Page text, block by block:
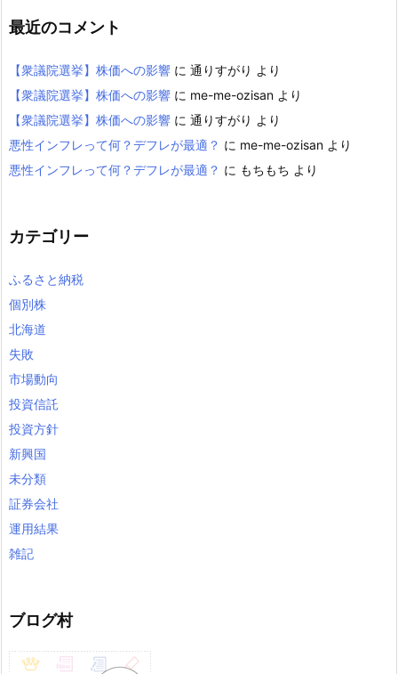
最近のコメント
【衆議院選挙】株価への影響 に 通りすがり より
【衆議院選挙】株価への影響 に me-me-ozisan より
【衆議院選挙】株価への影響 に 通りすがり より
悪性インフレって何？デフレが最適？ に me-me-ozisan より
悪性インフレって何？デフレが最適？ に もちもち より
カテゴリー
ふるさと納税
個別株
北海道
失敗
市場動向
投資信託
投資方針
新興国
未分類
証券会社
運用結果
雑記
ブログ村